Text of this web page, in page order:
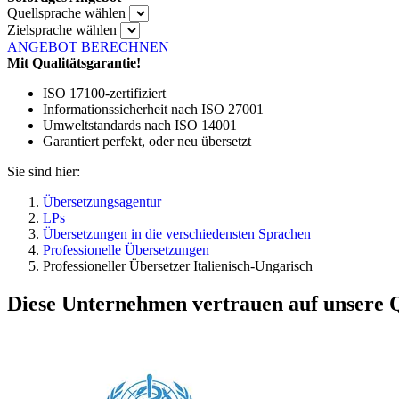
Quellsprache wählen
Zielsprache wählen
ANGEBOT BERECHNEN
Mit Qualitätsgarantie!
ISO 17100-zertifiziert
Informationssicherheit nach ISO 27001
Umweltstandards nach ISO 14001
Garantiert perfekt, oder neu übersetzt
Sie sind hier:
Übersetzungsagentur
LPs
Übersetzungen in die verschiedensten Sprachen
Professionelle Übersetzungen
Professioneller Übersetzer Italienisch-Ungarisch
Diese Unternehmen vertrauen auf unsere